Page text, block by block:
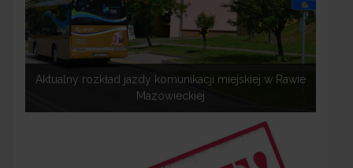
Aktualny rozkład jazdy komunikacji miejskiej w Rawie
Mazowieckiej